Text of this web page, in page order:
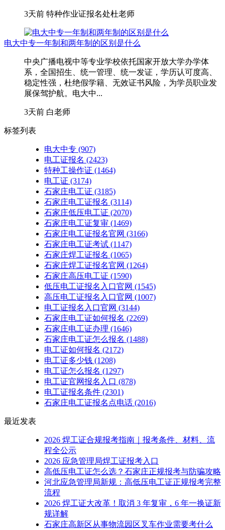
3天前 特种作业证报名处杜老师
电大中专一年制和两年制的区别是什么
中央广播电视中等专业学校依托国家开放大学办学体
系，全国招生、统一管理、统一发证，学历认可度高、
稳定性强，杜绝假学籍、无效证书风险，为学员职业发
展保驾护航。电大中...
3天前 白老师
标签列表
电大中专 (907)
电工证报名 (2423)
特种工操作证 (1464)
电工证 (3174)
石家庄电工证 (3185)
石家庄电工证报名 (3114)
石家庄低压电工证 (2070)
石家庄电工证复审 (1469)
石家庄电工证报名官网 (3166)
石家庄电工证考试 (1147)
石家庄焊工证报名 (1065)
石家庄焊工证报名官网 (1264)
石家庄高压电工证 (1590)
低压电工证报名入口官网 (1545)
高压电工证报名入口官网 (1007)
电工证报名入口官网 (3144)
石家庄电工证如何报名 (2269)
石家庄电工证办理 (1646)
石家庄电工证怎么报名 (1488)
电工证如何报名 (2172)
电工证多少钱 (1208)
电工证怎么报名 (1297)
电工证官网报名入口 (878)
电工证报名条件 (2301)
石家庄电工证报名点电话 (2016)
最近发表
2026 焊工证合规报考指南｜报考条件、材料、流
程全公示
2026 应急管理局焊工证报考入口
高低压电工证怎么选？石家庄正规报考与防骗攻略
河北应急管理局新规：高低压电工证正规报考完整
流程
2026 焊工证大改革！取消 3 年复审，6 年一换证新
规详解
石家庄高新区从事物流园区叉车作业需要考什么